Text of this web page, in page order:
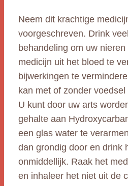
Neem dit krachtige
voorgeschreven. Drink
behandeling om uw
medicijn uit het bloed te
bijwerkingen te
kan met of zonder
U kunt door uw arts
gehalte aan
een glas water te
dan grondig door en drink
onmiddellijk. Raak het
en inhaleer het niet uit de